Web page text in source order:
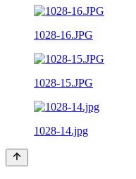
1028-16.JPG
1028-15.JPG
1028-14.jpg